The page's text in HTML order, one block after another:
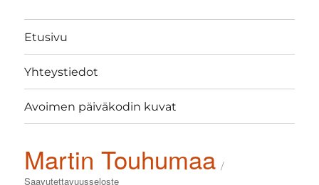
Etusivu
Yhteystiedot
Avoimen päiväkodin kuvat
Martin Touhumaa
Saavutettavuusseloste